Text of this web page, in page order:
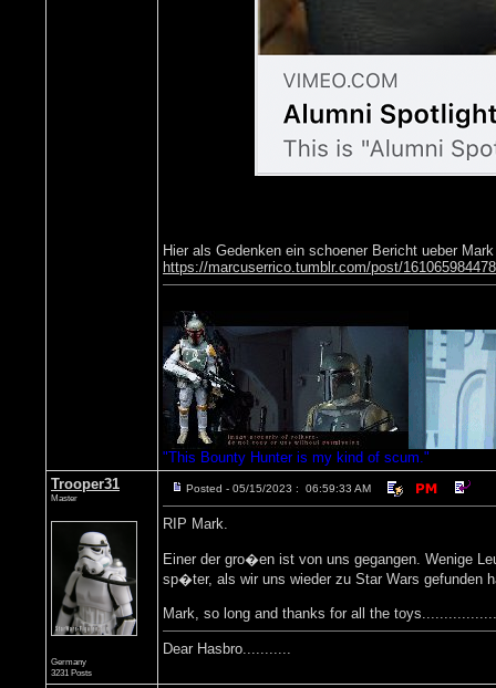
Hier als Gedenken ein schoener Bericht ueber Mark
https://marcuserrico.tumblr.com/post/
"This Bounty Hunter is my kind of scum."
Trooper31
Master
Germany
3231 Posts
Posted - 05/15/2023 : 06:59:33 AM
RIP Mark.
Einer der gro�en ist von uns gegangen. Wenige
sp�ter, als wir uns wieder zu Star Wars gefunden
Mark, so long and thanks for all the
Dear Hasbro...........